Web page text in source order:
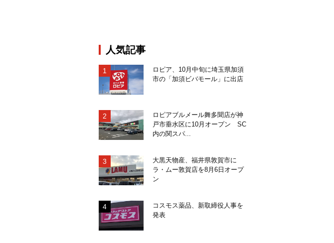
人気記事
ロピア、10月中旬に埼玉県加須
市の「加須ビバモール」に出店
ロピアブルメール舞多聞店が神
戸市垂水区に10月オープン SC
内の関スパ...
大黒天物産、福井県敦賀市に
ラ・ムー敦賀店を8月6日オープ
ン
コスモス薬品、新取締役人事を
発表